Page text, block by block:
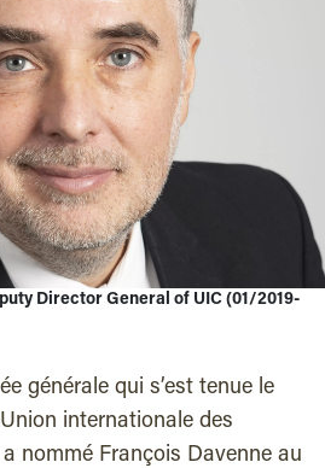
Director General of UIC (01/2019-
générale qui s’est tenue le
internationale des
a nommé François Davenne au